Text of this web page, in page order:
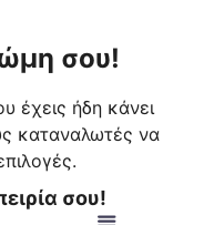
σου!
έχεις ήδη κάνει
καταναλωτές να
σου!